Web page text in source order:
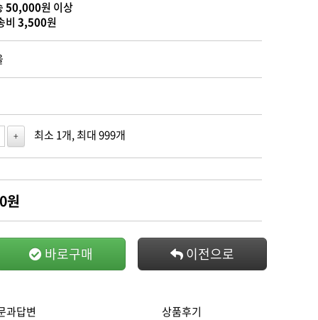
50,000원 이상
비 3,500원
+ 최소 1개, 최대 999개
원
바로구매 이전으로
과답변 상품후기